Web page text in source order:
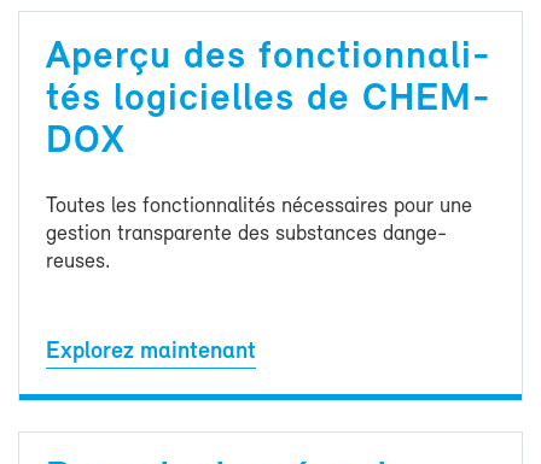
Aper­çu des fonc­tion­na­li­
tés lo­gi­cielles de CHEM­
DOX
Toutes les fonc­tion­na­li­tés né­ces­saires pour une
ges­tion trans­pa­rente des sub­stances dan­ge­
reuses.
Ex­plo­rez main­te­nant